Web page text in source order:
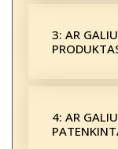
3: AR
4: AR